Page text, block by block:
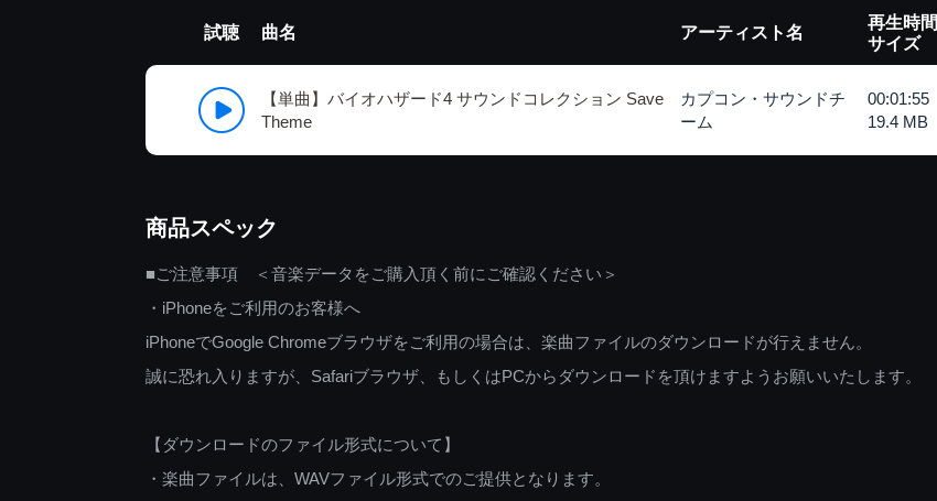
試聴 曲名 アーティスト名
再生時間
サイズ
【単曲】バイオハザード4 サウンドコレクション Save
Theme
カプコン・サウンドチ
ーム
00:01:55
19.4 MB
商品スペック
■ご注意事項 ＜音楽データをご購入頂く前にご確認ください＞
・iPhoneをご利用のお客様へ
iPhoneでGoogle Chromeブラウザをご利用の場合は、楽曲ファイルのダウンロードが行えません。
誠に恐れ入りますが、Safariブラウザ、もしくはPCからダウンロードを頂けますようお願いいたします。
【ダウンロードのファイル形式について】
・楽曲ファイルは、WAVファイル形式でのご提供となります。